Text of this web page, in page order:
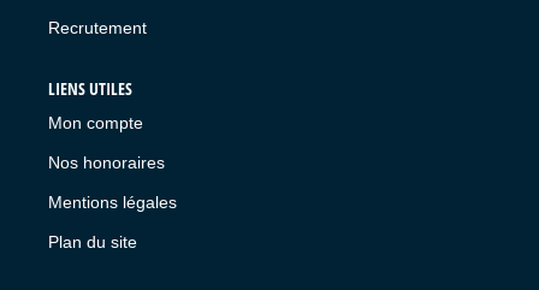
Recrutement
LIENS UTILES
Mon compte
Nos honoraires
Mentions légales
Plan du site